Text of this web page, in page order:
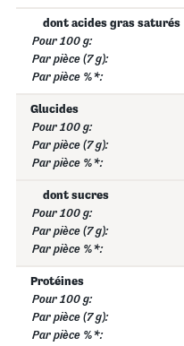
dont acides gras saturés
Glucides
dont sucres
Protéines